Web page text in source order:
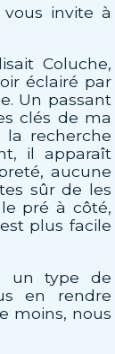
invite à
Coluche,
éclairé par
Un passant
clés de ma
la recherche
il apparaît
aucune
sûr de les
pré à côté,
plus facile
un type de
en rendre
moins, nous